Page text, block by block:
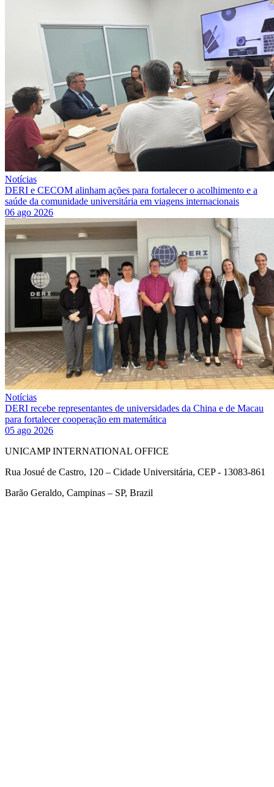
Notícias
DERI e CECOM alinham ações para fortalecer o acolhimento e a
saúde da comunidade universitária em viagens internacionais
06 ago 2026
Notícias
DERI recebe representantes de universidades da China e de Macau
para fortalecer cooperação em matemática
05 ago 2026
UNICAMP INTERNATIONAL OFFICE
Rua Josué de Castro, 120 – Cidade Universitária, CEP - 13083-861
Barão Geraldo, Campinas – SP, Brazil